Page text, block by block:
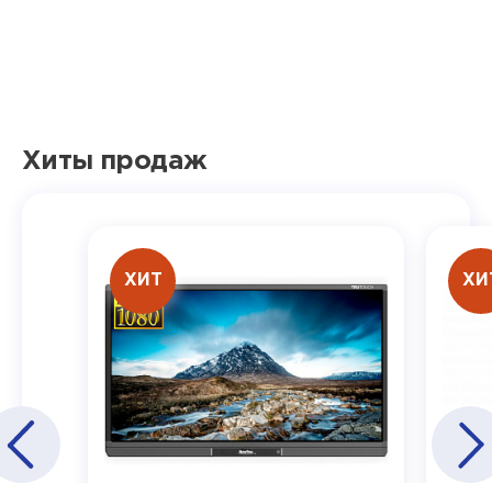
Хиты продаж
ХИТ